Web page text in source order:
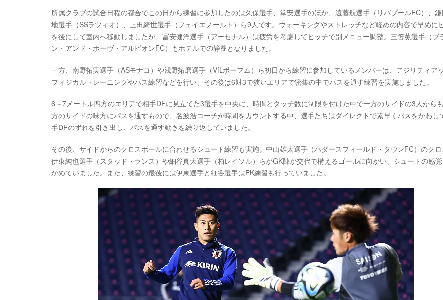
所属クラブの試合日程の都合でこの日から練習に参加したのは久保選手、堂安選手のほか、遠藤航選手（リバプールFC）、
地選手（SSラツィオ）、上田綺世選手（フェイエノールト）ら9人です。ウォーキングやストレッチなど軽めの内容で早めに
を後にして室内へ移動しましたが、冨安健洋選手（アーセナル）は疲労を考慮してピッチで別メニュー調整。三笘薫選手（ブ
ン・アンド・ホーヴ・アルビオンFC）もホテルでの静養となりました。
一方、南野拓実選手（ASモナコ）や浅野拓磨選手（VfLボーフム）ら初日から練習に参加しているメンバーは、アジリティア
フィジカルトレーニングやパス練習などを行い、その後は6対3で狭いエリアで密集の中でパスを通す練習を実施しました。
6～7メートル四方のエリアで相手DFに見立てた3選手を中央に、時間とタッチ数に制限を付けた中で一方のサイドの3人から
方のサイドの味方にパスを通すもので、名波浩コーチが時間をカウントする中、選手たちはダイレクトで素早くパスをかわし
手DFのずれを引き出し、パスを通す動きを繰り返していました。
その後、サイドからのクロスボールに合わせるシュート練習も実施。中山雄太選手（ハダースフィールド・タウンFC）のク
伊東純也選手（スタッド・ランス）や細谷真大選手（柏レイソル）らがGK陣が交代で構えるゴールに向かい、シュートの感
かめていました。また、練習の最後には伊東選手と細谷選手はPK練習も行っていました。